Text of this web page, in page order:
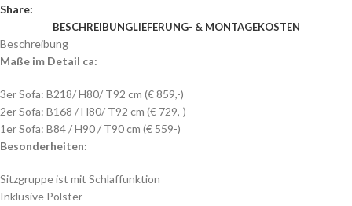
Share:
BESCHREIBUNGLIEFERUNG- & MONTAGEKOSTEN
Beschreibung
Maße im Detail ca:
3er Sofa: B218/ H80/ T92 cm (€ 859,-)
2er Sofa: B168 / H80/ T92 cm (€ 729,-)
1er Sofa: B84 / H90 / T90 cm (€ 559-)
Besonderheiten:
Sitzgruppe ist mit Schlaffunktion
Inklusive Polster